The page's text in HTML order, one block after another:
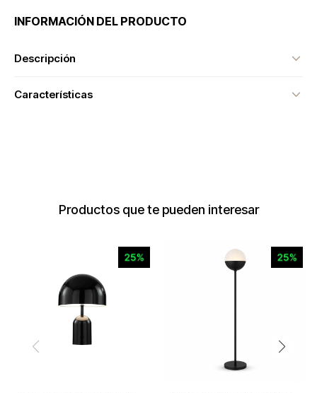
INFORMACIÓN DEL PRODUCTO
Descripción
Características
Productos que te pueden interesar